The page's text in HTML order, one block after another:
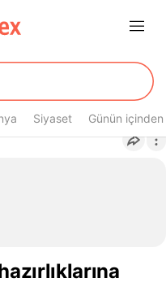
Siyaset Günün içinden